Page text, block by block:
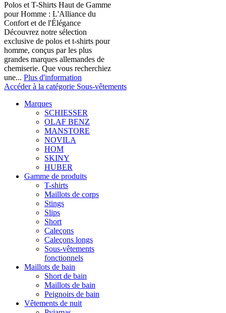
Polos et T-Shirts Haut de Gamme
pour Homme : L'Alliance du
Confort et de l'Élégance
Découvrez notre sélection
exclusive de polos et t-shirts pour
homme, conçus par les plus
grandes marques allemandes de
chemiserie. Que vous recherchiez
une... Plus d'information
Accéder à la catégorie Sous-vêtements
Marques
SCHIESSER
OLAF BENZ
MANSTORE
NOVILA
HOM
SKINY
HUBER
Gamme de produits
T-shirts
Maillots de corps
Stings
Slips
Short
Caleçons
Caleçons longs
Sous-vêtements
fonctionnels
Maillots de bain
Short de bain
Maillots de bain
Peignoirs de bain
Vêtements de nuit